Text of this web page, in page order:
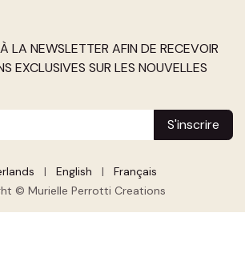
LA NEWSLETTER AFIN DE RECEVOIR
EXCLUSIVES SUR LES NOUVELLES
S'inscrire
© Murielle Perrotti Creations
| English | Français